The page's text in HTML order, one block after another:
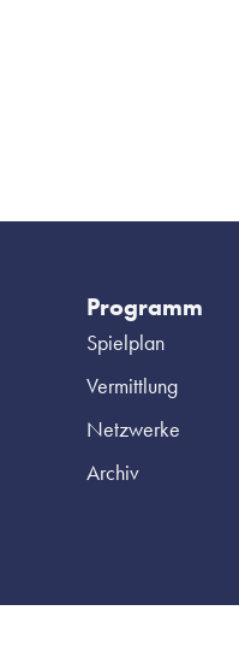
Programm
Spielplan
Vermittlung
Netzwerke
Archiv